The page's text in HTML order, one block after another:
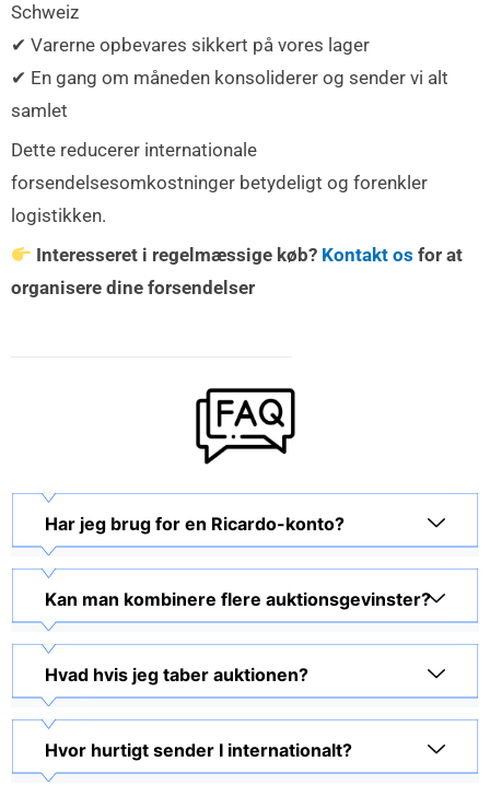
Schweiz
✔ Varerne opbevares sikkert på vores lager
✔ En gang om måneden konsoliderer og sender vi alt
samlet
Dette reducerer internationale
forsendelsesomkostninger betydeligt og forenkler
logistikken.
Interesseret i regelmæssige køb? Kontakt os for at
organisere dine forsendelser
Har jeg brug for en Ricardo-konto?
Kan man kombinere flere auktionsgevinster?
Hvad hvis jeg taber auktionen?
Hvor hurtigt sender I internationalt?